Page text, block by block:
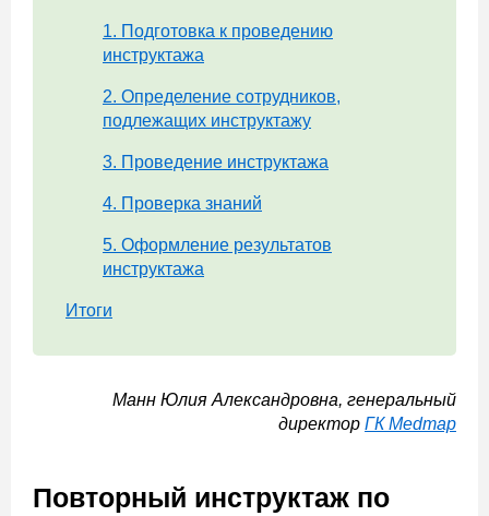
1. Подготовка к проведению
инструктажа
2. Определение сотрудников,
подлежащих инструктажу
3. Проведение инструктажа
4. Проверка знаний
5. Оформление результатов
инструктажа
Итоги
Манн Юлия Александровна, генеральный
директор ГК Medmap
Повторный инструктаж по